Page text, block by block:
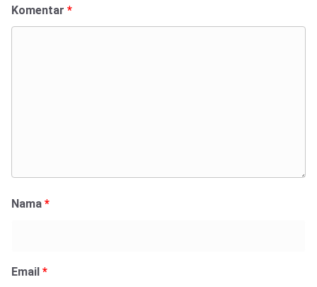
Komentar *
Nama *
Email *